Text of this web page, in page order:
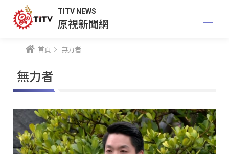
TITV NEWS
原視新聞網
首頁 無力者
無力者